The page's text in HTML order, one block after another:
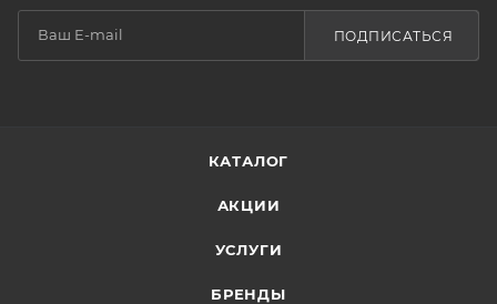
ПОДПИСАТЬСЯ
КАТАЛОГ
АКЦИИ
УСЛУГИ
БРЕНДЫ